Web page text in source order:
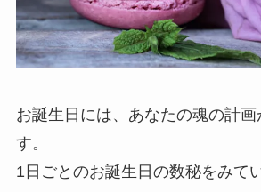
お誕生日には、あなたの魂の計画
す。
1日ごとのお誕生日の数秘をみて